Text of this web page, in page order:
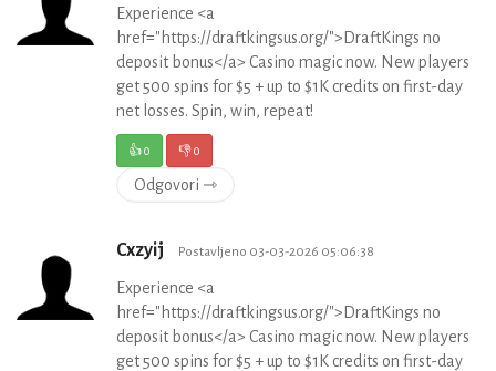
Experience <a
href="https://draftkingsus.org/">DraftKings no
deposit bonus</a> Casino magic now. New players
get 500 spins for $5 + up to $1K credits on first-day
net losses. Spin, win, repeat!
👍0 👎0
Odgovori ⇾
Cxzyij Postavljeno 03-03-2026 05:06:38
Experience <a
href="https://draftkingsus.org/">DraftKings no
deposit bonus</a> Casino magic now. New players
get 500 spins for $5 + up to $1K credits on first-day